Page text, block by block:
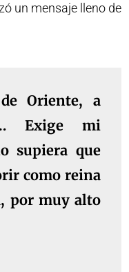
un mensaje lleno de
Oriente, a
Exige mi
supiera que
como reina
por muy alto